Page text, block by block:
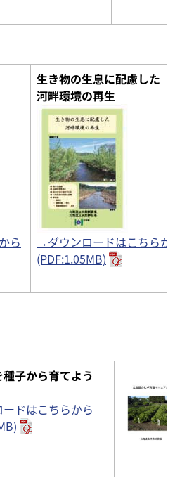
ら
生き物の生息に配慮した
河畔環境の再生
→ダウンロードはこちらか
(PDF:1.05MB)
子から育てよう
ドはこちらから